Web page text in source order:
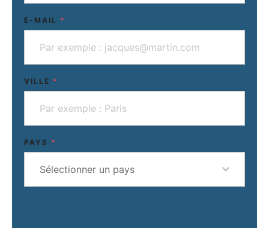
E-MAIL *
VILLE *
PAYS *
Sélectionner un pays